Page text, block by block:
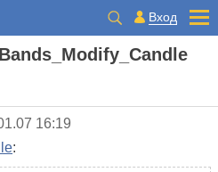
Вход
16:19
: